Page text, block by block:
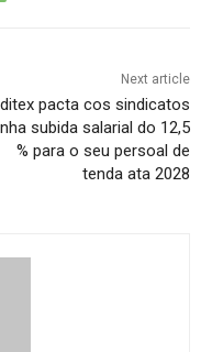
Next article
pacta cos sindicatos
subida salarial do 12,5
% para o seu persoal de
tenda ata 2028